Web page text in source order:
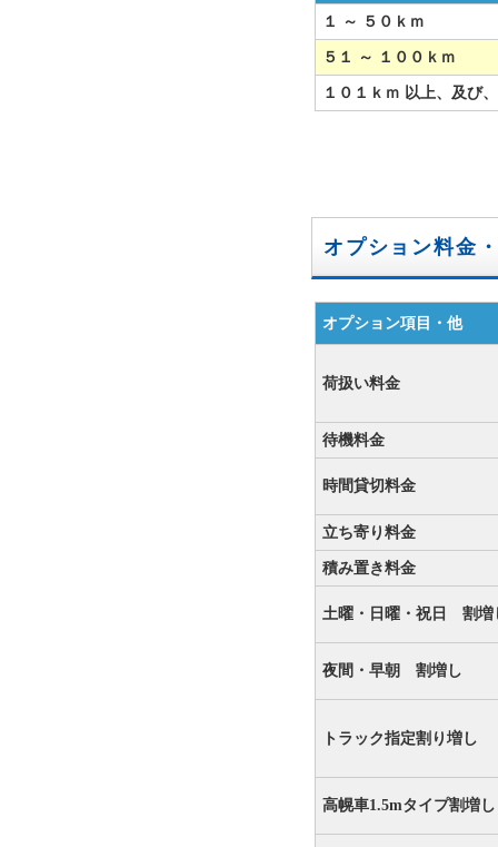
１ ～ ５０ｋｍ
５１ ～ １００ｋｍ
１０１ｋｍ 以上、及び
オプション料金
オプション項目・他
荷扱い料金
待機料金
時間貸切料金
立ち寄り料金
積み置き料金
土曜・日曜・祝日 割増
夜間・早朝 割増し
トラック指定割り増し
高幌車1.5mタイプ割増し